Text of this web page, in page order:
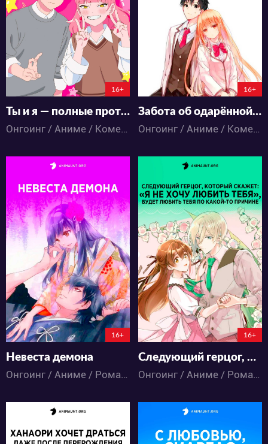
11
3:2:38:31
16+
Ты и я — полные противоположности 2
Онгоинг / Аниме / Комедия / Романтика / Сёнэн / Школа
22 12
2:10:13:31
16+
Забота об одарённой девушке: В престижной школе, полной высококлассных учеников, я буду тайно заботиться о самой красивой девушке (не имеющей никаких жизненных навыков)
Онгоинг / Аниме / Комедия / Романтика / Школа
16463
45 23
2:11:7:31
16+
Невеста демона
Онгоинг / Аниме / Романтика / Фэнтези
11477
20 12
2:12:8:31
16+
Следующий герцог, который скажет: «Я не хочу любить тебя», будет любить тебя по какой-то причине
Онгоинг / Аниме / Романтика / Фэнтези